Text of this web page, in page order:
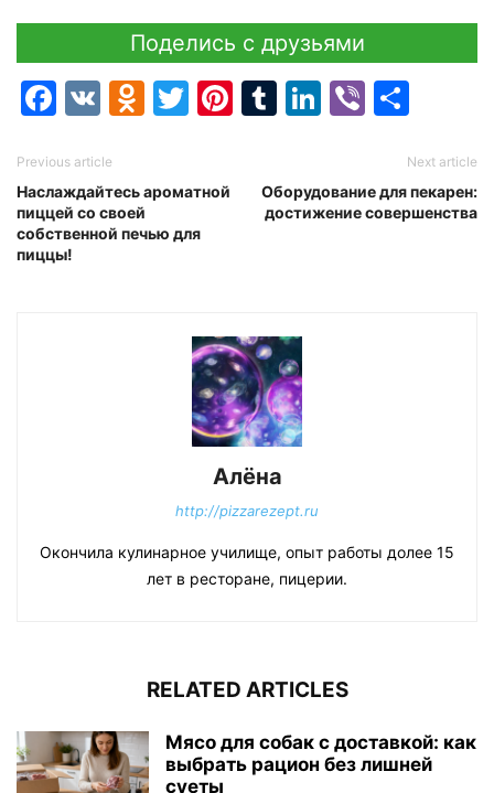
Поделись с друзьями
Facebook
VK Odnoklassniki
Twitter
Pinterest
Tumblr
LinkedIn
Viber
Previous article
Наслаждайтесь ароматной
пиццей со своей
собственной печью для
пиццы!
Next article
Оборудование для пекарен:
достижение совершенства
Алёна
http://pizzarezept.ru
Окончила кулинарное училище, опыт работы долее 15
лет в ресторане, пицерии.
RELATED ARTICLES
Мясо для собак с доставкой: как
выбрать рацион без лишней
суеты